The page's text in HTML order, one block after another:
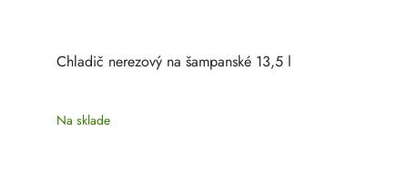
Chladič nerezový na šampanské 13,5 l
Na sklade